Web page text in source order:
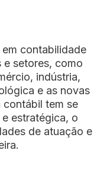
contabilidade
e setores, como
indústria,
e as novas
contábil tem se
estratégica, o
de atuação e